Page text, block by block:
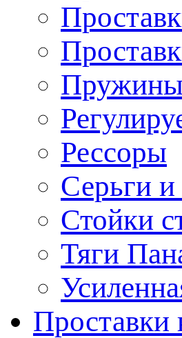
Пружины
Рессоры
Серьги и
Стойки
Тяги
Проставки